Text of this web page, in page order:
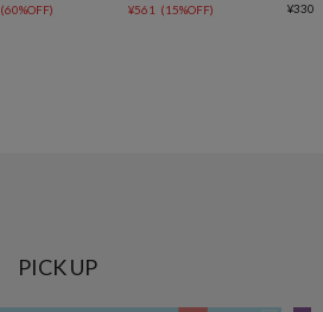
(60%OFF)
¥561 (15%OFF) ¥330
PICK UP